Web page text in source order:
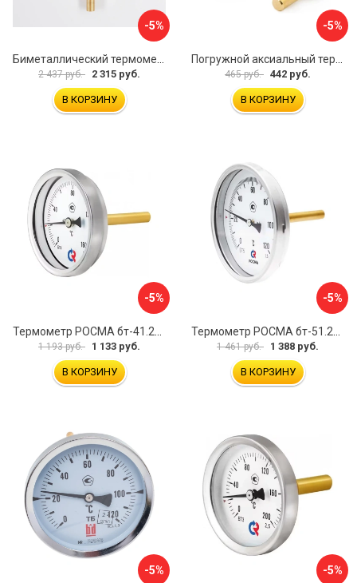
-5%
2 437 руб. 2 315 руб.
В КОРЗИНУ
-5%
465 руб. 442 руб.
В КОРЗИНУ
-5%
1 193 руб. 1 133 руб.
В КОРЗИНУ
-5%
1 461 руб. 1 388 руб.
В КОРЗИНУ
-5% -5%